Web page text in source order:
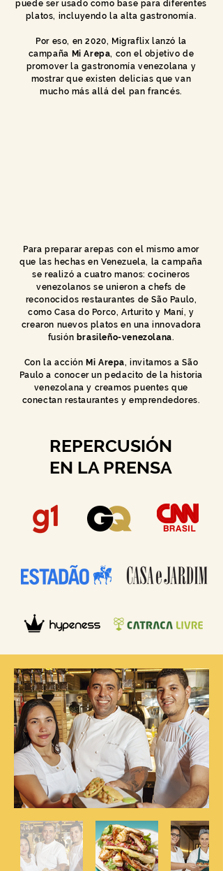
puede ser usado como base para diferentes
platos, incluyendo la alta gastronomía.
Por eso, en 2020, Migraflix lanzó la
campaña Mi Arepa, con el objetivo de
promover la gastronomía venezolana y
mostrar que existen delicias que van
mucho más allá del pan francés.
Para preparar arepas con el mismo amor
que las hechas en Venezuela, la campaña
se realizó a cuatro manos: cocineros
venezolanos se unieron a chefs de
reconocidos restaurantes de São Paulo,
como Casa do Porco, Arturito y Maní, y
crearon nuevos platos en una innovadora
fusión brasileño-venezolana.
Con la acción Mi Arepa, invitamos a São
Paulo a conocer un pedacito de la historia
venezolana y creamos puentes que
conectan restaurantes y emprendedores.
REPERCUSIÓN
EN LA PRENSA